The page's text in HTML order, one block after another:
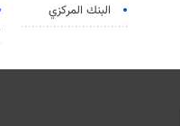
البنك المركزي